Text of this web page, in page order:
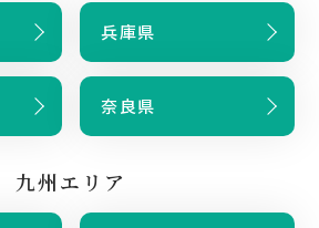
兵庫県
奈良県
九州エリア